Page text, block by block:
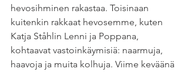
hevosihminen rakastaa. Toisinaan
kuitenkin rakkaat hevosemme, kuten
Katja Ståhlin Lenni ja Poppana,
kohtaavat vastoinkäymisiä: naarmuja,
haavoja ja muita kolhuja. Viime keväänä